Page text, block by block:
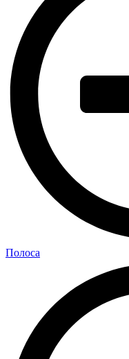
Полоса